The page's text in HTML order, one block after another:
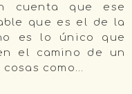
cuenta que ese
que es el de la
es lo único que
el camino de un
como…